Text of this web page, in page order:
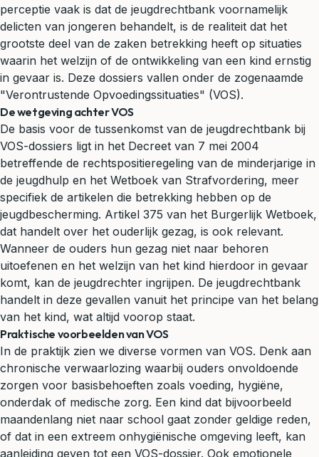
perceptie vaak is dat de jeugdrechtbank voornamelijk
delicten van jongeren behandelt, is de realiteit dat het
grootste deel van de zaken betrekking heeft op situaties
waarin het welzijn of de ontwikkeling van een kind ernstig
in gevaar is. Deze dossiers vallen onder de zogenaamde
"Verontrustende Opvoedingssituaties" (VOS).
De wetgeving achter VOS
De basis voor de tussenkomst van de jeugdrechtbank bij
VOS-dossiers ligt in het Decreet van 7 mei 2004
betreffende de rechtspositieregeling van de minderjarige in
de jeugdhulp en het Wetboek van Strafvordering, meer
specifiek de artikelen die betrekking hebben op de
jeugdbescherming. Artikel 375 van het Burgerlijk Wetboek,
dat handelt over het ouderlijk gezag, is ook relevant.
Wanneer de ouders hun gezag niet naar behoren
uitoefenen en het welzijn van het kind hierdoor in gevaar
komt, kan de jeugdrechter ingrijpen. De jeugdrechtbank
handelt in deze gevallen vanuit het principe van het belang
van het kind, wat altijd voorop staat.
Praktische voorbeelden van VOS
In de praktijk zien we diverse vormen van VOS. Denk aan
chronische verwaarlozing waarbij ouders onvoldoende
zorgen voor basisbehoeften zoals voeding, hygiëne,
onderdak of medische zorg. Een kind dat bijvoorbeeld
maandenlang niet naar school gaat zonder geldige reden,
of dat in een extreem onhygiënische omgeving leeft, kan
aanleiding geven tot een VOS-dossier. Ook emotionele